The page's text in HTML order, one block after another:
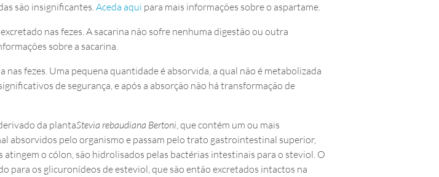
são insignificantes.Aceda aqui para mais informações sobre o aspartame.
nas fezes. A sacarina não sofre nenhuma digestão ou outra
sobre a sacarina.
fezes. Uma pequena quantidade é absorvida, a qual não é metabolizada
de segurança, e após a absorção não há transformação de
da plantaStevia rebaudiana Bertoni, que contém um ou mais
absorvidos pelo organismo e passam pelo trato gastrointestinal superior,
o cólon, são hidrolisados pelas bactérias intestinais para o steviol. O
os glicuronídeos de esteviol, que são então excretados intactos na